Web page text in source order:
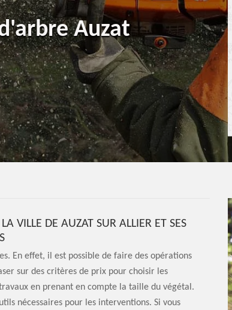
Auzat
VILLE DE AUZAT SUR ALLIER ET SES
En effet, il est possible de faire des opérations
sur des critères de prix pour choisir les
en prenant en compte la taille du végétal.
nécessaires pour les interventions. Si vous